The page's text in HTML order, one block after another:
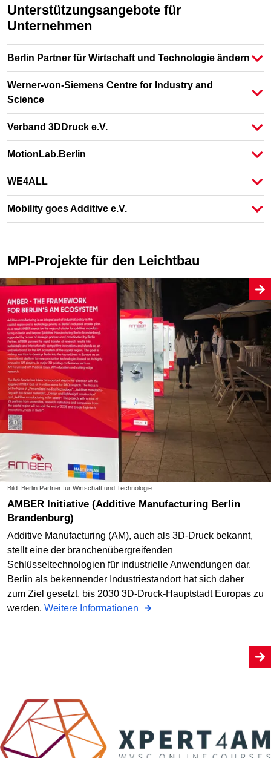
Unterstützungsangebote für
Unternehmen
Berlin Partner für Wirtschaft und Technologie ändern
Werner-von-Siemens Centre for Industry and
Science
Verband 3DDruck e.V.
MotionLab.Berlin
WE4ALL
Mobility goes Additive e.V.
MPI-Projekte für den Leichtbau
Bild: Berlin Partner für Wirtschaft und Technologie
AMBER Initiative (Additive Manufacturing Berlin
Brandenburg)
Additive Manufacturing (AM), auch als 3D-Druck bekannt,
stellt eine der branchenübergreifenden
Schlüsseltechnologien für industrielle Anwendungen dar.
Berlin als bekennender Industriestandort hat sich daher
zum Ziel gesetzt, bis 2030 3D-Druck-Hauptstadt Europas zu
werden. Weitere Informationen